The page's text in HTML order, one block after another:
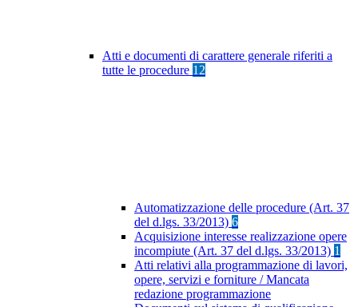
Atti e documenti di carattere generale riferiti a
tutte le procedure 12
Automatizzazione delle procedure (Art. 37
del d.lgs. 33/2013) 6
Acquisizione interesse realizzazione opere
incompiute (Art. 37 del d.lgs. 33/2013) 1
Atti relativi alla programmazione di lavori,
opere, servizi e forniture / Mancata
redazione programmazione